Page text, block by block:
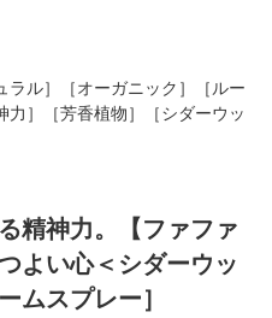
ラル］［オーガニック］［ルー
力］［芳香植物］［シダーウッ
精神力。【ファファ
い心＜シダーウッ
ムスプレー］